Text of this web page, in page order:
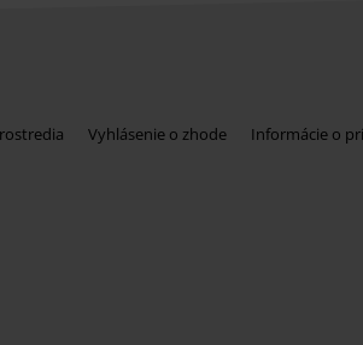
Vyhlásenie o zhode Informácie o